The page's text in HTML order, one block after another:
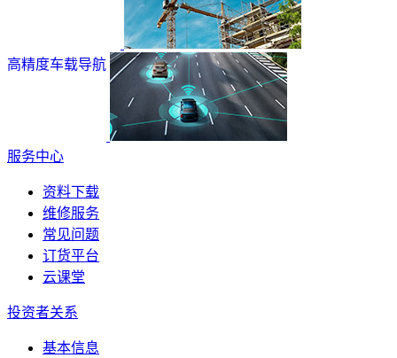
高精度车载导航
服务中心
资料下载
维修服务
常见问题
订货平台
云课堂
投资者关系
基本信息